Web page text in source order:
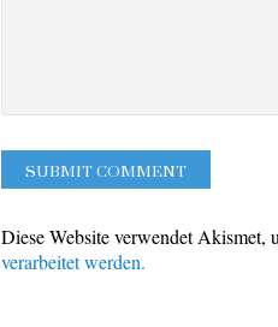
Diese Website verwendet Akismet,
verarbeitet werden.